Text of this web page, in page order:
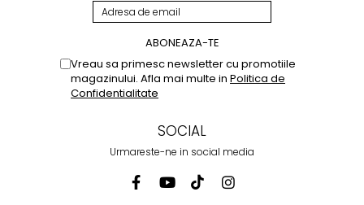
Vreau sa primesc newsletter cu promotiile
magazinului. Afla mai multe in Politica de
Confidentialitate
SOCIAL
Urmareste-ne in social media